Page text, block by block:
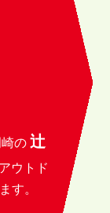
の 辻
ウトド
す。